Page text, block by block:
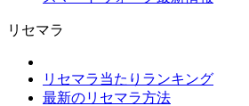
リセマラ
リセマラ当たりランキング
最新のリセマラ方法